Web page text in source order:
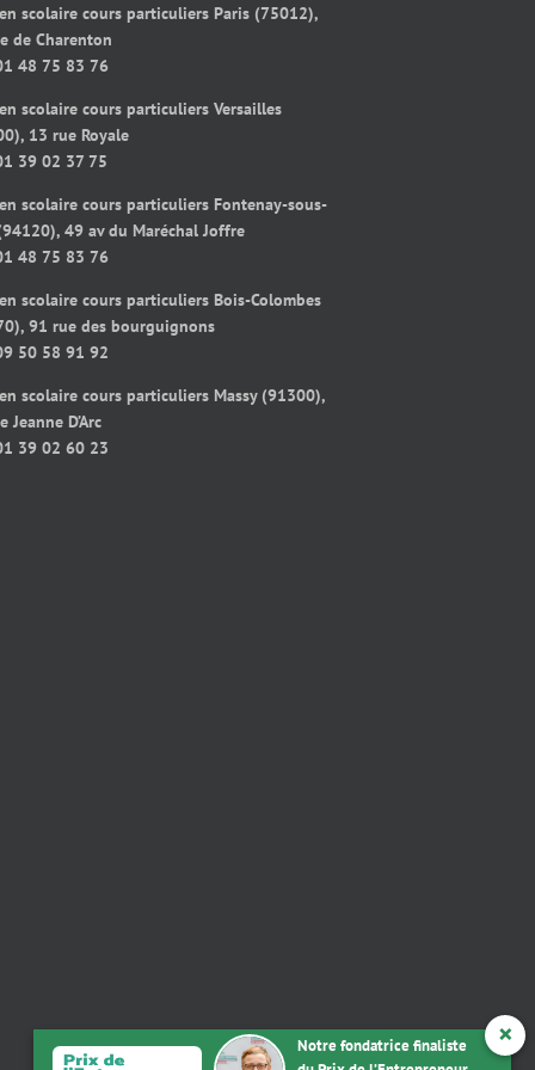
scolaire cours particuliers Paris (75012),
de Charenton
48 75 83 76
scolaire cours particuliers Versailles
13 rue Royale
39 02 37 75
scolaire cours particuliers Fontenay-sous-
49 av du Maréchal Joffre
48 75 83 76
scolaire cours particuliers Bois-Colombes
91 rue des bourguignons
50 58 91 92
scolaire cours particuliers Massy (91300),
Jeanne D’Arc
39 02 60 23
×
Notre fondatrice finaliste